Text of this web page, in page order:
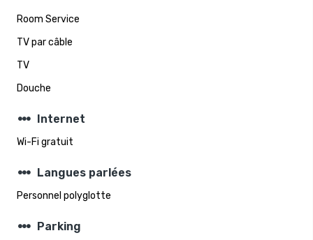
Room Service
TV par câble
TV
Douche
steppers Internet
Wi-Fi gratuit
steppers Langues parlées
Personnel polyglotte
steppers Parking